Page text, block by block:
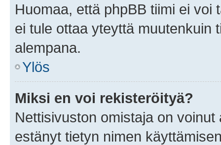
Huomaa, että phpBB tiimi ei
ei tule ottaa yteyttä muutenkuin
alempana.
Ylös
Miksi en voi rekisteröityä?
Nettisivuston omistaja on
estänyt tietyn nimen